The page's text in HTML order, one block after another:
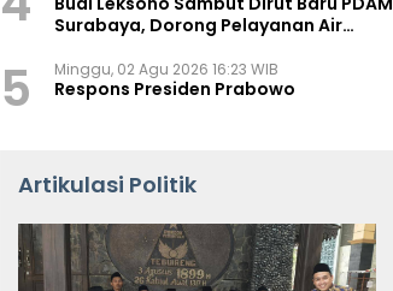
Surabaya, Dorong Pelayanan Air
5 Minggu, 02 Agu 2026 16:23 WIB
Respons Presiden Prabowo
Artikulasi Politik